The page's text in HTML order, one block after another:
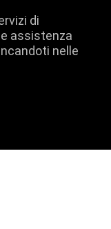
di
assistenza
nelle